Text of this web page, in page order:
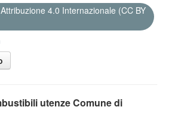
4.0 Internazionale (CC BY
utenze Comune di